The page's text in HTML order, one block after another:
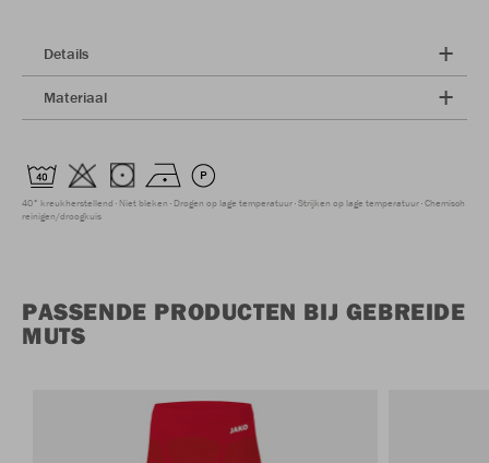
Details
Materiaal
40° kreukherstellend Niet bleken Drogen op lage temperatuur Strijken op lage temperatuur Chemisch
reinigen/droogkuis
PASSENDE PRODUCTEN BIJ GEBREIDE
MUTS